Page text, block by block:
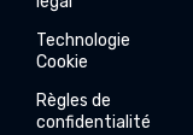
Technologie
Cookie
Règles de
confidentialité